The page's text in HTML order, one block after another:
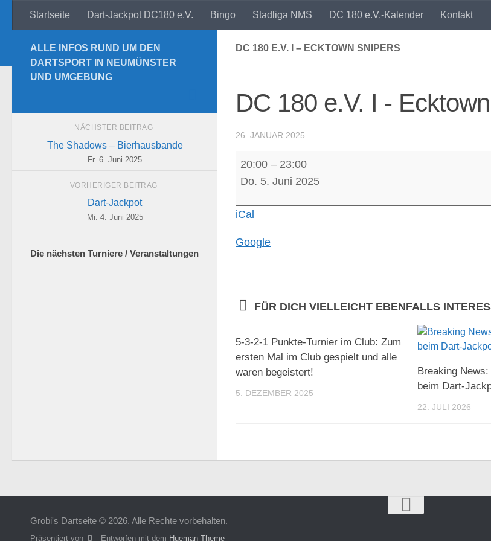
Zum Inhalt springen
Startseite Dart-Jackpot DC180 e.V. Bingo Stadliga NMS DC 180 e.V.-Kalender Kontakt
DC 180 E.V. I – ECKTOWN SNIPERS
DC 180 e.V. I -
26. JANUAR 2025
DC
180
I
Ecktown
20:00 – 23:00
Do. 5. Juni 2025
iCal
Google
FÜR DICH VIELLEICHT EBENFALLS
5-3-2-1 Punkte-Turnier im Club: Zum
ersten Mal im Club gespielt und alle
waren begeistert!
5. DEZEMBER 2025
Breaking
beim Dart-
22. JULI 2026
ALLE INFOS RUND UM DEN
DARTSPORT IN NEUMÜNSTER
UND UMGEBUNG
NÄCHSTER BEITRAG
The Shadows – Bierhausbande
Fr. 6. Juni 2025
VORHERIGER BEITRAG
Dart-Jackpot
Mi. 4. Juni 2025
Die nächsten Turniere / Veranstaltungen
Grobi's Dartseite © 2026. Alle Rechte vorbehalten.
Präsentiert von - Entworfen mit dem Hueman-Theme